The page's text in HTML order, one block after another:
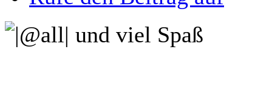
und viel Spaß